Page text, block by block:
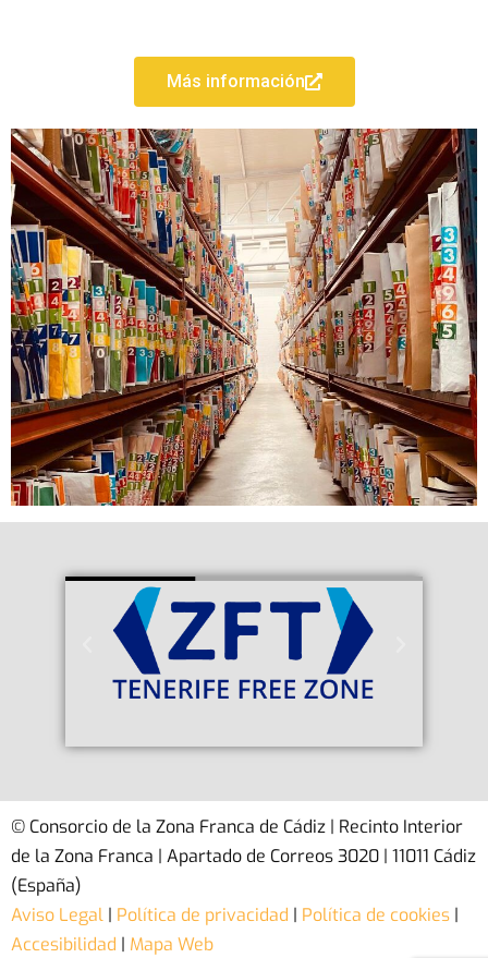
Más información
© Consorcio de la Zona Franca de Cádiz | Recinto Interior
de la Zona Franca | Apartado de Correos 3020 | 11011 Cádiz
(España)
Aviso Legal | Política de privacidad | Política de cookies |
Accesibilidad | Mapa Web